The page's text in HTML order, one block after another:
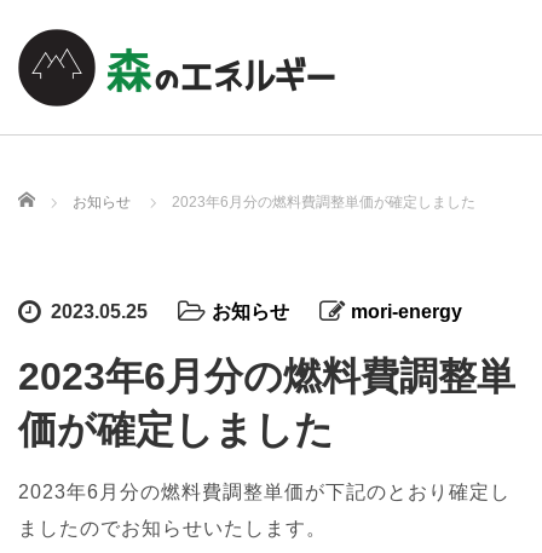
ホーム お知らせ 2023年6月分の燃料費調整単価が確定しました
2023.05.25 お知らせ mori-energy
2023年6月分の燃料費調整単
価が確定しました
2023年6月分の燃料費調整単価が下記のとおり確定し
ましたのでお知らせいたします。